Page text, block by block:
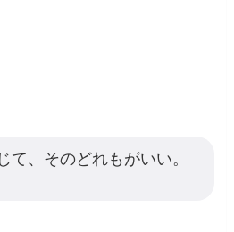
て、そのどれもがいい。